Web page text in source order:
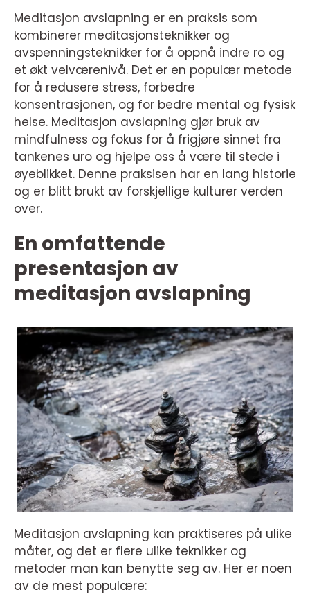
Meditasjon avslapning er en praksis som
kombinerer meditasjonsteknikker og
avspenningsteknikker for å oppnå indre ro og
et økt velværenivå. Det er en populær metode
for å redusere stress, forbedre
konsentrasjonen, og for bedre mental og fysisk
helse. Meditasjon avslapning gjør bruk av
mindfulness og fokus for å frigjøre sinnet fra
tankenes uro og hjelpe oss å være til stede i
øyeblikket. Denne praksisen har en lang historie
og er blitt brukt av forskjellige kulturer verden
over.
En omfattende
presentasjon av
meditasjon avslapning
Meditasjon avslapning kan praktiseres på ulike
måter, og det er flere ulike teknikker og
metoder man kan benytte seg av. Her er noen
av de mest populære: